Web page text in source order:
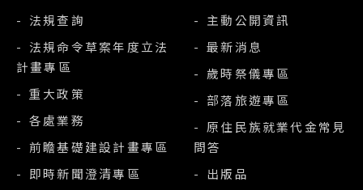
- 法規查詢
- 法規命令草案年度立法
計畫專區
- 重大政策
- 各處業務
- 前瞻基礎建設計畫專區
- 即時新聞澄清專區
- 主動公開資訊
- 最新消息
- 歲時祭儀專區
- 部落旅遊專區
- 原住民族就業代金常見
問答
- 出版品